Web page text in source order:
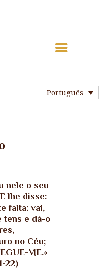
Português
nele o seu
lhe disse:
falta: vai,
tens e dá-o
no Céu;
ME.»
22)